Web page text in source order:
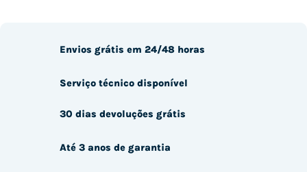
Envios grátis em 24/48 horas
Serviço técnico disponível
30 dias devoluções grátis
Até 3 anos de garantia